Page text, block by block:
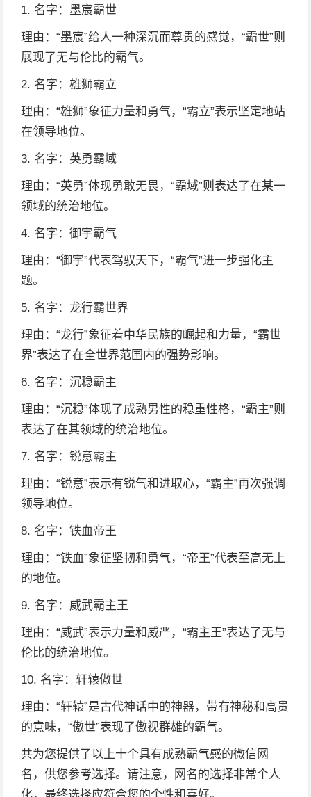
1. 名字：墨宸霸世
理由：“墨宸”给人一种深沉而尊贵的感觉，“霸世”则
展现了无与伦比的霸气。
2. 名字：雄狮霸立
理由：“雄狮”象征力量和勇气，“霸立”表示坚定地站
在领导地位。
3. 名字：英勇霸域
理由：“英勇”体现勇敢无畏，“霸域”则表达了在某一
领域的统治地位。
4. 名字：御宇霸气
理由：“御宇”代表驾驭天下，“霸气”进一步强化主
题。
5. 名字：龙行霸世界
理由：“龙行”象征着中华民族的崛起和力量，“霸世
界”表达了在全世界范围内的强势影响。
6. 名字：沉稳霸主
理由：“沉稳”体现了成熟男性的稳重性格，“霸主”则
表达了在其领域的统治地位。
7. 名字：锐意霸主
理由：“锐意”表示有锐气和进取心，“霸主”再次强调
领导地位。
8. 名字：铁血帝王
理由：“铁血”象征坚韧和勇气，“帝王”代表至高无上
的地位。
9. 名字：威武霸主王
理由：“威武”表示力量和威严，“霸主王”表达了无与
伦比的统治地位。
10. 名字：轩辕傲世
理由：“轩辕”是古代神话中的神器，带有神秘和高贵
的意味，“傲世”表现了傲视群雄的霸气。
共为您提供了以上十个具有成熟霸气感的微信网
名，供您参考选择。请注意，网名的选择非常个人